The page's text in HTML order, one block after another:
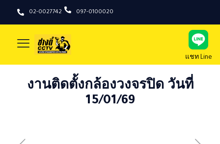
02-0027742 097-0100020
แชท Line
งานติดตั้งกล้องวงจรปิด วันที่
15/01/69